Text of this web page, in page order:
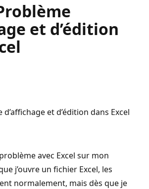
et d’édition
et d’édition dans Excel
avec Excel sur mon
j’ouvre un fichier Excel, les
normalement, mais dès que je